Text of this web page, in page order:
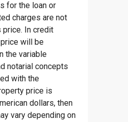
for the loan or
charges are not
price. In credit
will be
the variable
notarial concepts
with the
price is
dollars, then
vary depending on